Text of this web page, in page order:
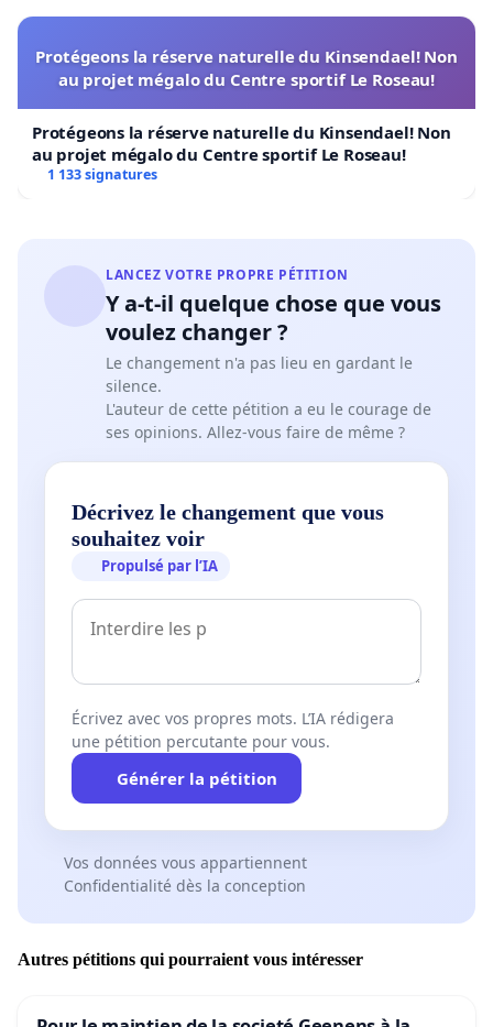
Protégeons la réserve naturelle du Kinsendael! Non
au projet mégalo du Centre sportif Le Roseau!
Protégeons la réserve naturelle du Kinsendael! Non
au projet mégalo du Centre sportif Le Roseau!
1 133 signatures
LANCEZ VOTRE PROPRE PÉTITION
Y a-t-il quelque chose que vous
voulez changer ?
Le changement n'a pas lieu en gardant le
silence.
L'auteur de cette pétition a eu le courage de
ses opinions. Allez-vous faire de même ?
Décrivez le changement que vous
souhaitez voir
Propulsé par l’IA
Écrivez avec vos propres mots. L’IA rédigera
une pétition percutante pour vous.
Générer la pétition
Vos données vous appartiennent
Confidentialité dès la conception
Autres pétitions qui pourraient vous intéresser